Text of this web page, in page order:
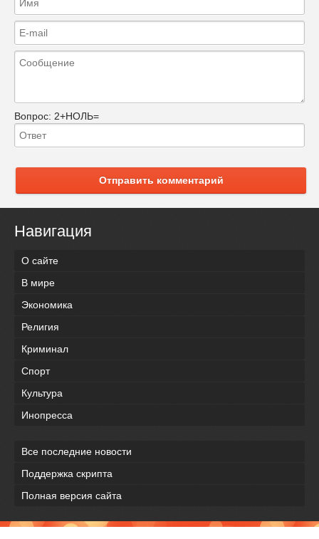
Вопрос: 2+НОЛЬ=
Отправить комментарий
Навигация
О сайте
В мире
Экономика
Религия
Криминал
Спорт
Культура
Инопресса
Все последние новости
Поддержка скрипта
Полная версия сайта